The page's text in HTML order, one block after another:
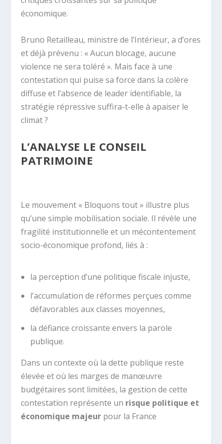
économique.
Bruno Retailleau, ministre de l’Intérieur, a d’ores
et déjà prévenu : « Aucun blocage, aucune
violence ne sera toléré ». Mais face à une
contestation qui puise sa force dans la colère
diffuse et l’absence de leader identifiable, la
stratégie répressive suffira-t-elle à apaiser le
climat ?
L’ANALYSE LE CONSEIL
PATRIMOINE
Le mouvement « Bloquons tout » illustre plus
qu’une simple mobilisation sociale. Il révèle une
fragilité institutionnelle et un mécontentement
socio-économique profond, liés à :
la perception d’une politique fiscale injuste,
l’accumulation de réformes perçues comme
défavorables aux classes moyennes,
la défiance croissante envers la parole
publique.
Dans un contexte où la dette publique reste
élevée et où les marges de manœuvre
budgétaires sont limitées, la gestion de cette
contestation représente un risque politique et
économique majeur pour la France